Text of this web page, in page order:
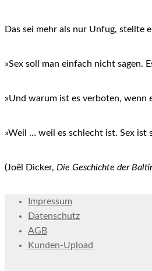
Das sei mehr als nur Unfug, stellte
»Sex soll man einfach nicht sagen.
»Und warum ist es verboten, wenn
»Weil … weil es schlecht ist. Sex ist
(Joël Dicker, Die Geschichte der
Impressum
Datenschutz
AGB
Kunden-Upload